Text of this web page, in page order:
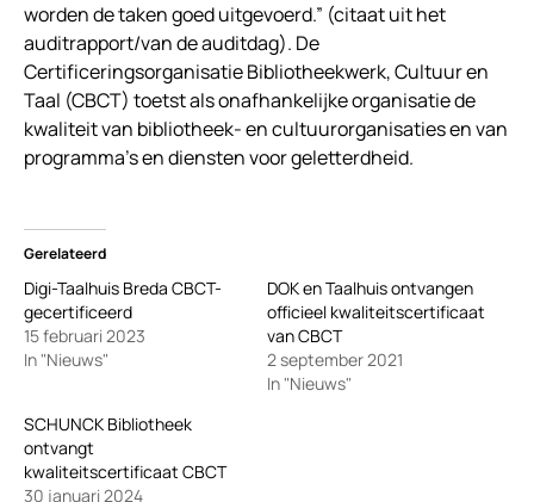
worden de taken goed uitgevoerd.” (citaat uit het
auditrapport/van de auditdag). De
Certificeringsorganisatie Bibliotheekwerk, Cultuur en
Taal (CBCT) toetst als onafhankelijke organisatie de
kwaliteit van bibliotheek- en cultuurorganisaties en van
programma’s en diensten voor geletterdheid.
Gerelateerd
Digi-Taalhuis Breda CBCT-
gecertificeerd
15 februari 2023
In "Nieuws"
DOK en Taalhuis ontvangen
officieel kwaliteitscertificaat
van CBCT
2 september 2021
In "Nieuws"
SCHUNCK Bibliotheek
ontvangt
kwaliteitscertificaat CBCT
30 januari 2024